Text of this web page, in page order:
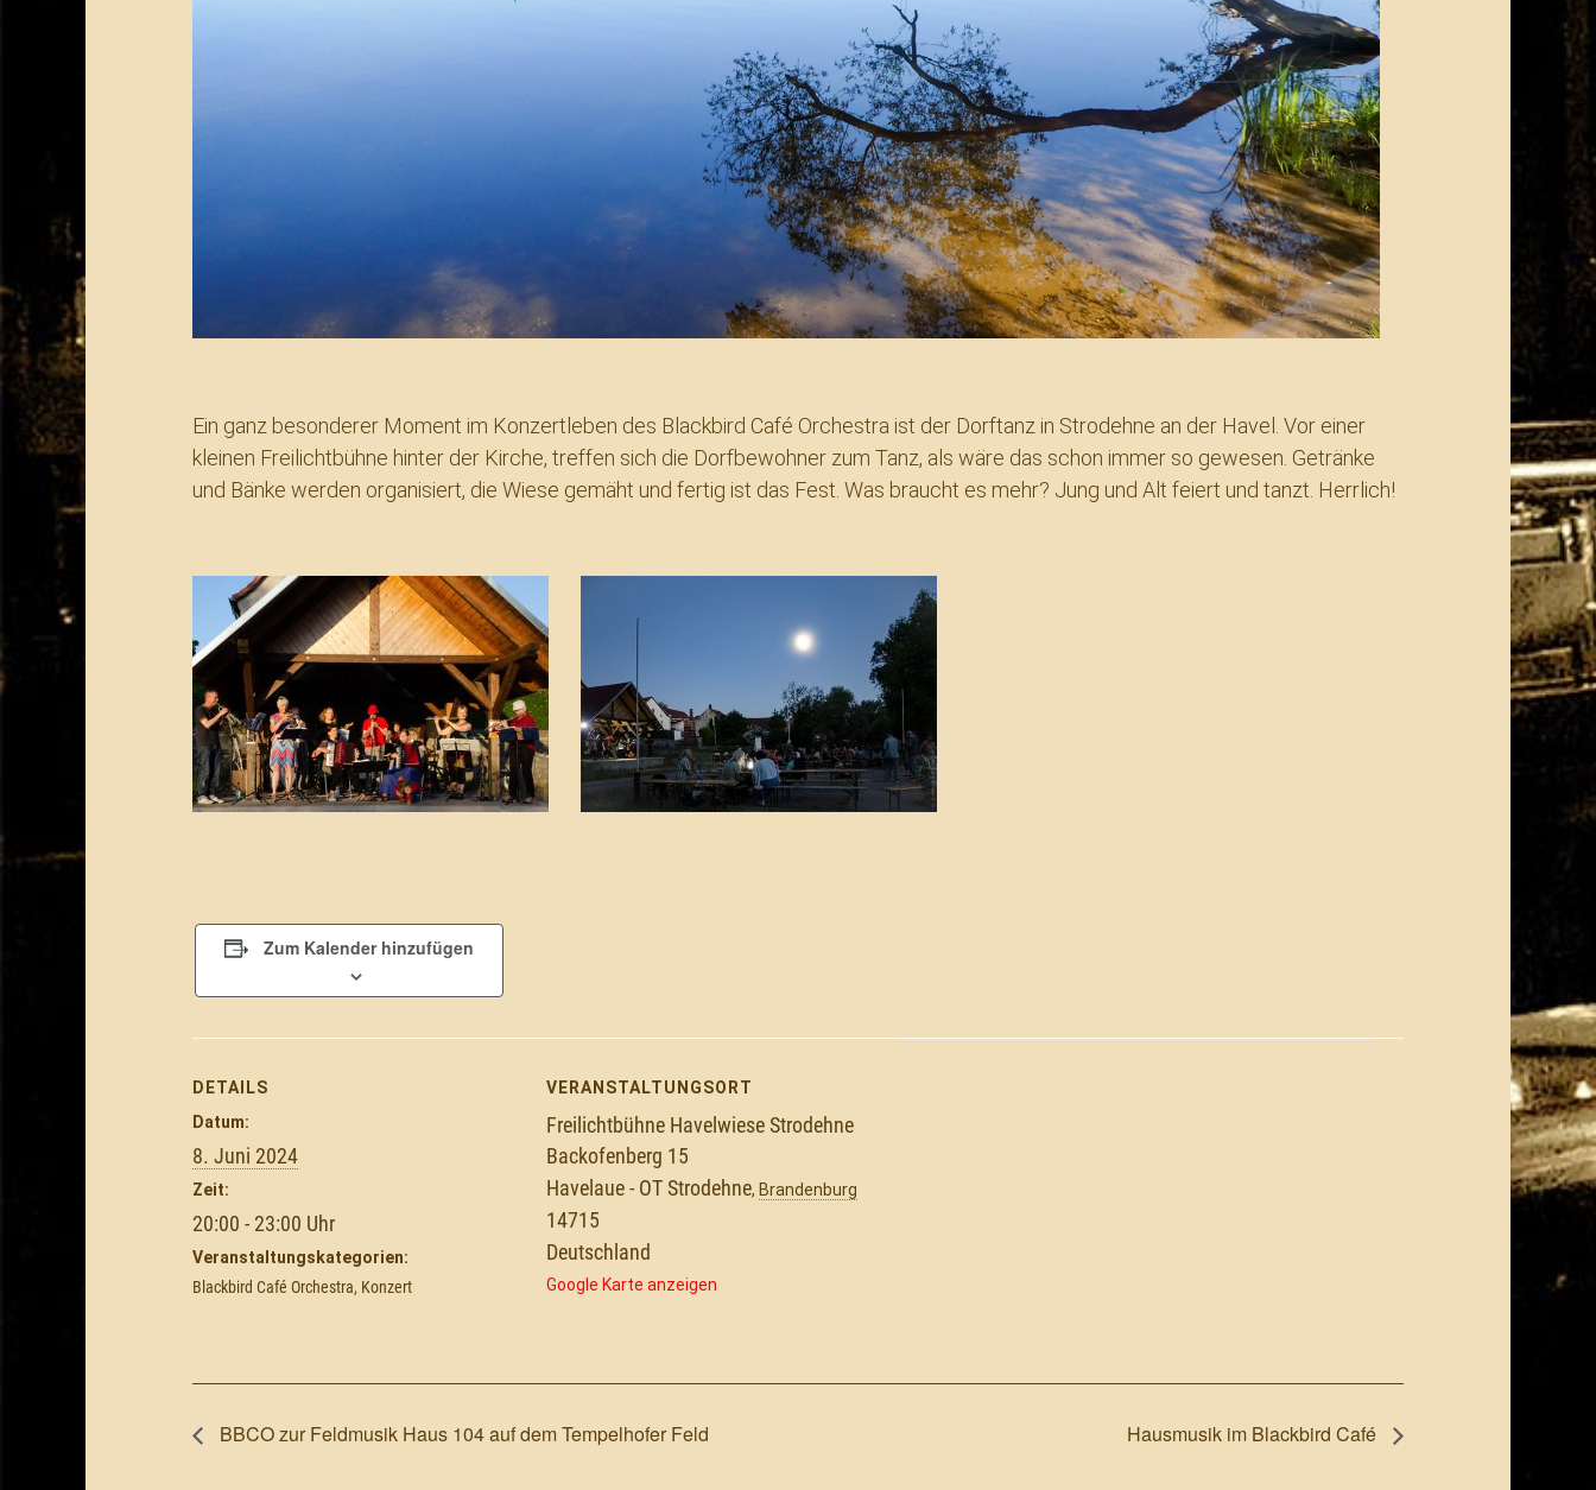
Ein ganz besonderer Moment im Konzertleben des Blackbird Café Orchestra ist der Dorftanz in Strodehne an der Havel. Vor einer
kleinen Freilichtbühne hinter der Kirche, treffen sich die Dorfbewohner zum Tanz, als wäre das schon immer so gewesen. Getränke
und Bänke werden organisiert, die Wiese gemäht und fertig ist das Fest. Was braucht es mehr? Jung und Alt feiert und tanzt. Herrlich!
Zum Kalender hinzufügen
DETAILS
Datum:
8. Juni 2024
Zeit:
20:00 - 23:00
Veranstaltungskategorien:
Blackbird Café Orchestra, Konzert
VERANSTALTUNGSORT
Freilichtbühne Havelwiese Strodehne
Backofenberg 15
Havelaue - OT Strodehne, Brandenburg
14715
Deutschland
Google Karte anzeigen
BBCO zur Feldmusik Haus 104 auf dem Tempelhofer Feld Hausmusik im Blackbird Café